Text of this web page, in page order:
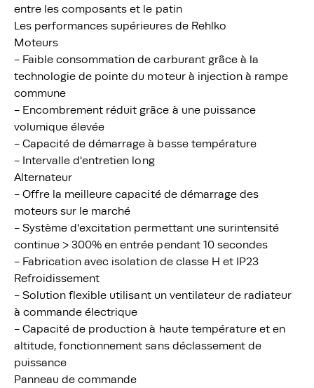
entre les composants et le patin
Les performances supérieures de Rehlko
Moteurs
- Faible consommation de carburant grâce à la
technologie de pointe du moteur à injection à rampe
commune
- Encombrement réduit grâce à une puissance
volumique élevée
- Capacité de démarrage à basse température
- Intervalle d'entretien long
Alternateur
- Offre la meilleure capacité de démarrage des
moteurs sur le marché
- Système d'excitation permettant une surintensité
continue > 300% en entrée pendant 10 secondes
- Fabrication avec isolation de classe H et IP23
Refroidissement
- Solution flexible utilisant un ventilateur de radiateur
à commande électrique
- Capacité de production à haute température et en
altitude, fonctionnement sans déclassement de
puissance
Panneau de commande